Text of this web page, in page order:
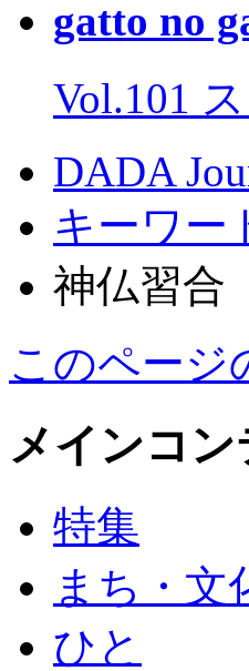
gatto no
Vol.101
DADA
キーワー
神仏習合
このページ
メインコン
特集
まち・文
ひと